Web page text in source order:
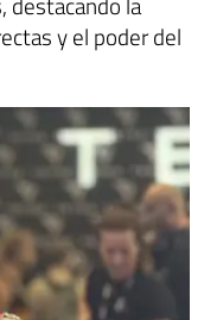
y el poder del